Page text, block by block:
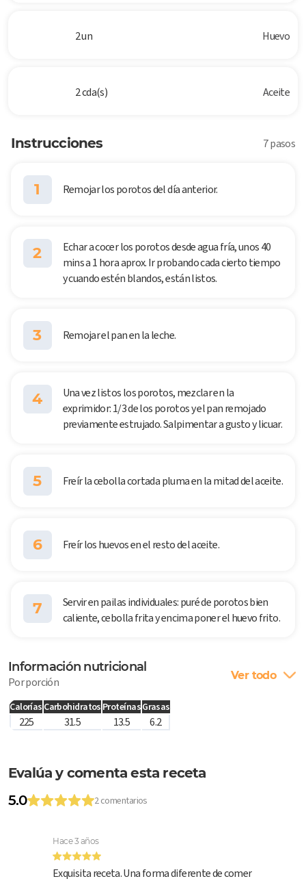
2 un Huevo
2 cda(s) Aceite
Instrucciones 7 pasos
1 Remojar los porotos del día anterior.
2
Echar a cocer los porotos desde agua fría, unos 40
mins a 1 hora aprox. Ir probando cada cierto tiempo
y cuando estén blandos, están listos.
3 Remojar el pan en la leche.
4
Una vez listos los porotos, mezclar en la
exprimidor: 1/3 de los porotos y el pan remojado
previamente estrujado. Salpimentar a gusto y licuar.
5 Freír la cebolla cortada pluma en la mitad del aceite.
6 Freír los huevos en el resto del aceite.
7
Servir en pailas individuales: puré de porotos bien
caliente, cebolla frita y encima poner el huevo frito.
Información nutricional
Por porción Ver todo
Calorías Carbohidratos ProteínasGrasas
225 31.5 13.5 6.2
Evalúa y comenta esta receta
5.0
2 comentarios
Hace 3 años
Exquisita receta. Una forma diferente de comer